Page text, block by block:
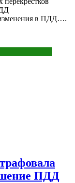
в ПДД….
ПДД